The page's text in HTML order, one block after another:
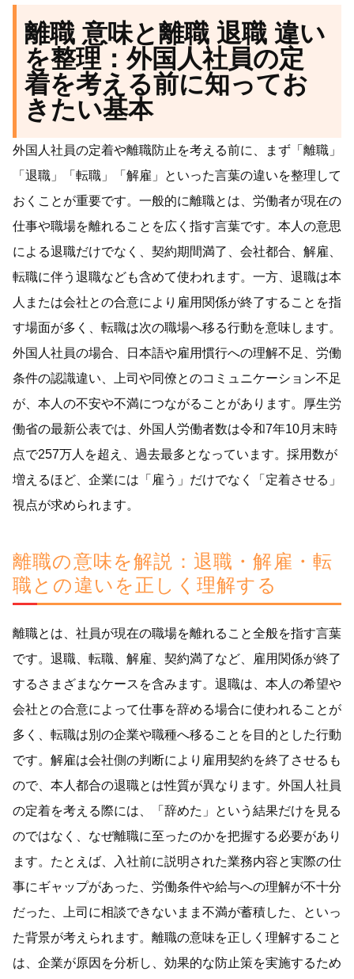
離職 意味と離職 退職 違い
を整理：外国人社員の定
着を考える前に知ってお
きたい基本
外国人社員の定着や離職防止を考える前に、まず「離職」
「退職」「転職」「解雇」といった言葉の違いを整理して
おくことが重要です。一般的に離職とは、労働者が現在の
仕事や職場を離れることを広く指す言葉です。本人の意思
による退職だけでなく、契約期間満了、会社都合、解雇、
転職に伴う退職なども含めて使われます。一方、退職は本
人または会社との合意により雇用関係が終了することを指
す場面が多く、転職は次の職場へ移る行動を意味します。
外国人社員の場合、日本語や雇用慣行への理解不足、労働
条件の認識違い、上司や同僚とのコミュニケーション不足
が、本人の不安や不満につながることがあります。厚生労
働省の最新公表では、外国人労働者数は令和7年10月末時
点で257万人を超え、過去最多となっています。採用数が
増えるほど、企業には「雇う」だけでなく「定着させる」
視点が求められます。
離職の意味を解説：退職・解雇・転
職との違いを正しく理解する
離職とは、社員が現在の職場を離れること全般を指す言葉
です。退職、転職、解雇、契約満了など、雇用関係が終了
するさまざまなケースを含みます。退職は、本人の希望や
会社との合意によって仕事を辞める場合に使われることが
多く、転職は別の企業や職種へ移ることを目的とした行動
です。解雇は会社側の判断により雇用契約を終了させるも
ので、本人都合の退職とは性質が異なります。外国人社員
の定着を考える際には、「辞めた」という結果だけを見る
のではなく、なぜ離職に至ったのかを把握する必要があり
ます。たとえば、入社前に説明された業務内容と実際の仕
事にギャップがあった、労働条件や給与への理解が不十分
だった、上司に相談できないまま不満が蓄積した、といっ
た背景が考えられます。離職の意味を正しく理解すること
は、企業が原因を分析し、効果的な防止策を実施するため